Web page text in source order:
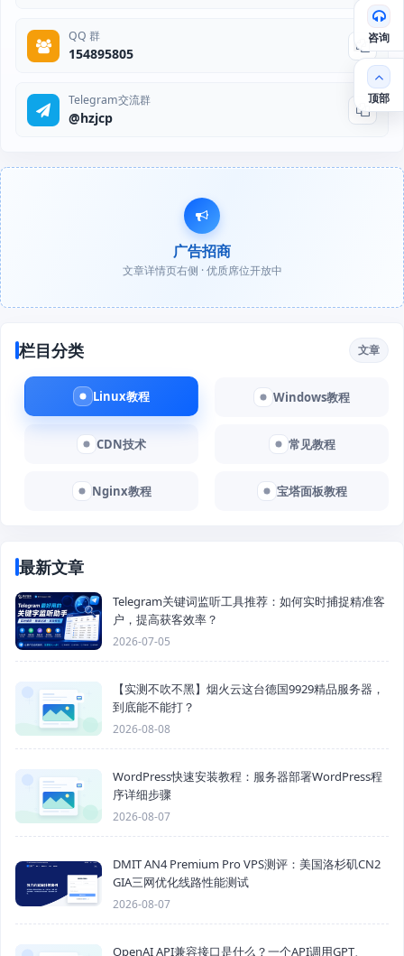
QQ 群
154895805
Telegram交流群
@hzjcp
广告招商
文章详情页右侧 · 优质席位开放中
栏目分类 文章
Linux教程 Windows教程
CDN技术 常见教程
Nginx教程 宝塔面板教程
最新文章
Telegram关键词监听工具推荐：如何实时捕捉精准客
户，提高获客效率？
2026-07-05
【实测不吹不黑】烟火云这台德国9929精品服务器，
到底能不能打？
2026-08-08
WordPress快速安装教程：服务器部署WordPress程
序详细步骤
2026-08-07
DMIT AN4 Premium Pro VPS测评：美国洛杉矶CN2
GIA三网优化线路性能测试
2026-08-07
OpenAI API兼容接口是什么？一个API调用GPT、
咨询
顶部